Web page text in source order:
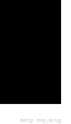
Автор: moy_okrug